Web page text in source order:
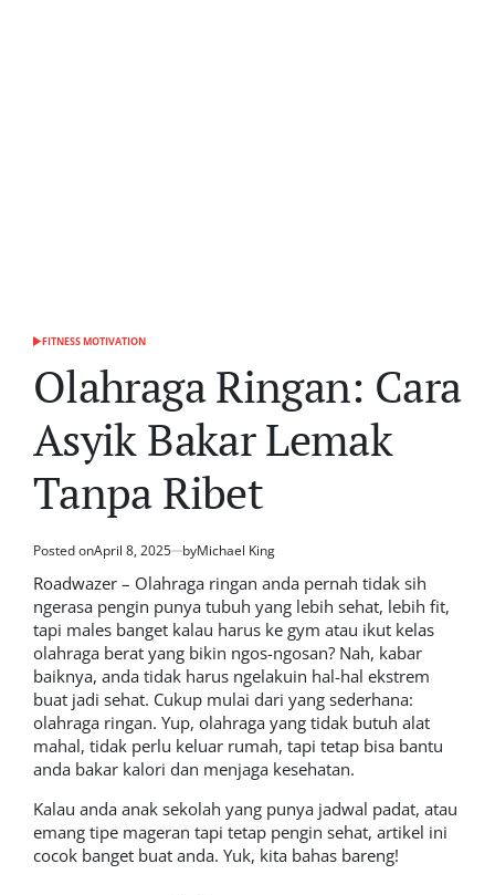
POSTED
FITNESS MOTIVATION
Olahraga Ringan: Cara
Asyik Bakar Lemak
Tanpa Ribet
Posted onApril 8, 2025 byMichael King
Roadwazer – Olahraga ringan anda pernah tidak sih
ngerasa pengin punya tubuh yang lebih sehat, lebih fit,
tapi males banget kalau harus ke gym atau ikut kelas
olahraga berat yang bikin ngos-ngosan? Nah, kabar
baiknya, anda tidak harus ngelakuin hal-hal ekstrem
buat jadi sehat. Cukup mulai dari yang sederhana:
olahraga ringan. Yup, olahraga yang tidak butuh alat
mahal, tidak perlu keluar rumah, tapi tetap bisa bantu
anda bakar kalori dan menjaga kesehatan.
Kalau anda anak sekolah yang punya jadwal padat, atau
emang tipe mageran tapi tetap pengin sehat, artikel ini
cocok banget buat anda. Yuk, kita bahas bareng!